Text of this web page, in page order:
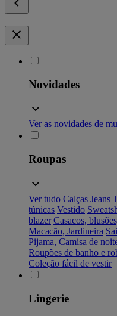
Novidades
Ver as novidades de
Roupas
Ver tudo Calças Jeans
túnicas Vestido
blazer Casacos,
Macacão, Jardineira
Pijama, Camisa de
Roupões de banho e
Coleção fácil de vestir
Lingerie